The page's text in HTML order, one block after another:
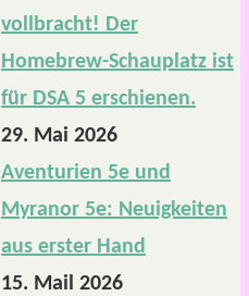
vollbracht! Der
Homebrew-Schauplatz ist
für DSA 5 erschienen.
29. Mai 2026
Aventurien 5e und
Myranor 5e: Neuigkeiten
aus erster Hand
15. Mail 2026